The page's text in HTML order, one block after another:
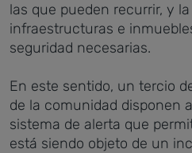
las que pueden recurrir, y
infraestructuras e
seguridad necesarias.
En este sentido, un tercio
de la comunidad disponen
sistema de alerta que
está siendo objeto de un